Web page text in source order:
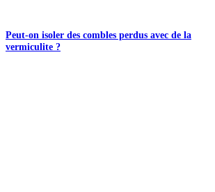
Peut-on isoler des combles perdus avec de la
vermiculite ?